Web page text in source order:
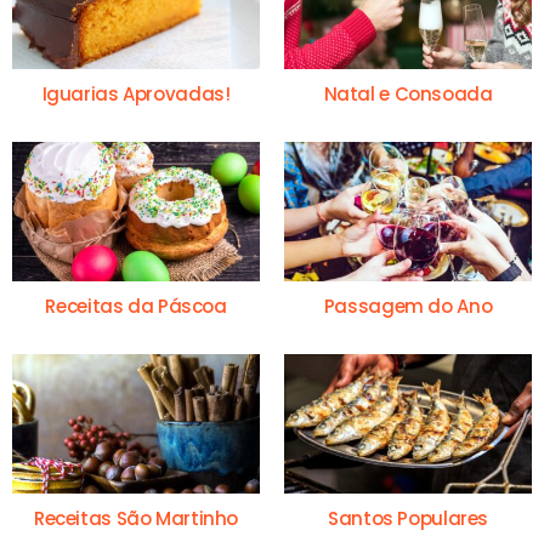
Iguarias Aprovadas! Natal e Consoada
Receitas da Páscoa Passagem do Ano
Receitas São Martinho Santos Populares